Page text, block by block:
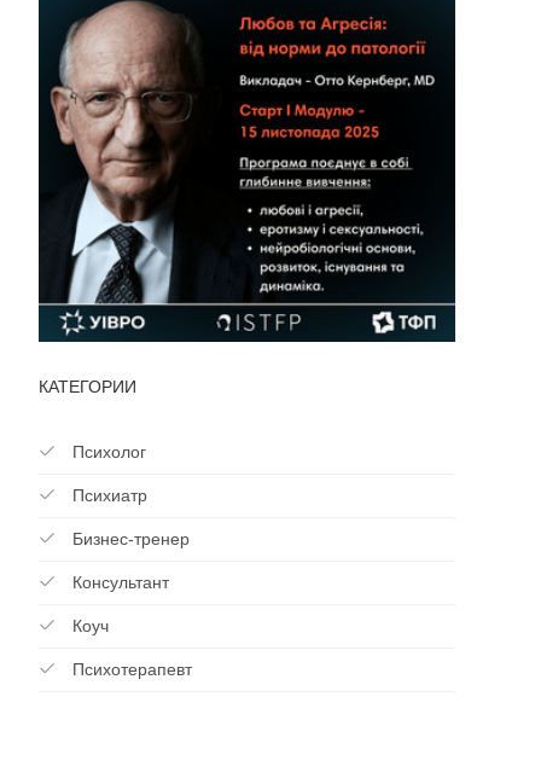
КАТЕГОРИИ
Психолог
Психиатр
Бизнес-тренер
Консультант
Коуч
Психотерапевт